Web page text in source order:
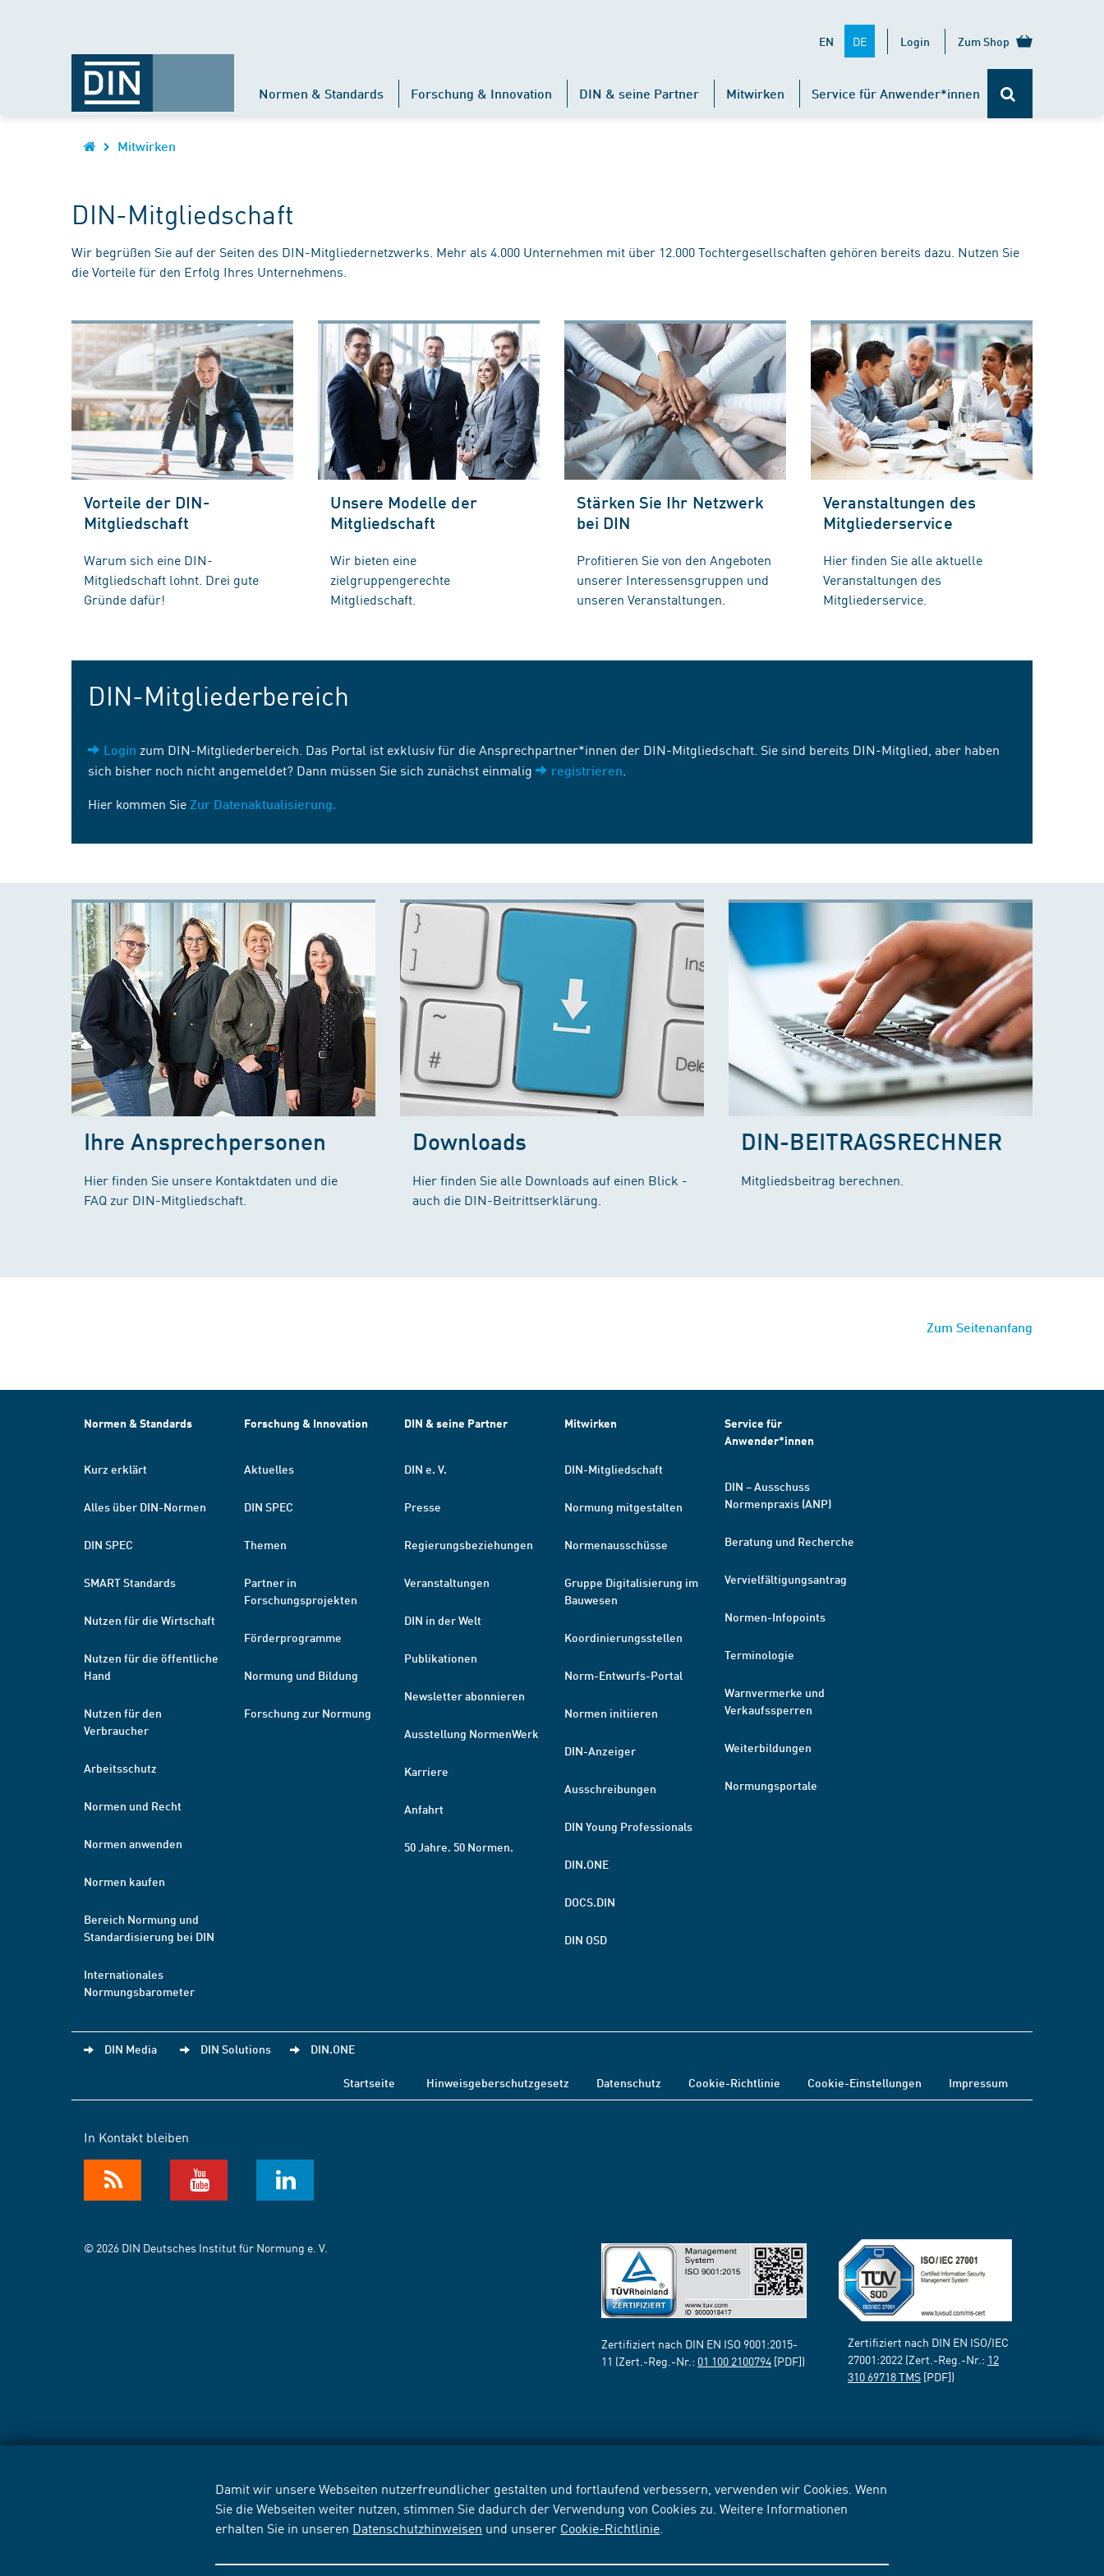
Damit wir unsere Webseiten nutzerfreundlicher gestalten und fortlaufend verbessern, verwenden wir Cookies. Wenn
Sie die Webseiten weiter nutzen, stimmen Sie dadurch der Verwendung von Cookies zu. Weitere Informationen
erhalten Sie in unseren Datenschutzhinweisen und unserer Cookie-Richtlinie
EN DE Login Zum Shop
Normen & Standards Forschung & Innovation DIN & seine Partner Mitwirken Service für Anwender*innen
Mitwirken
DIN-Mitgliedschaft
Wir begrüßen Sie auf der Seiten des DIN-Mitgliedernetzwerks. Mehr als 4.000 Unternehmen mit über 12.000 Tochtergesellschaften gehören bereits dazu. Nutzen Sie
die Vorteile für den Erfolg Ihres Unternehmens.
Vorteile der DIN-
Mitgliedschaft
Warum sich eine DIN-
Mitgliedschaft lohnt. Drei gute
Gründe dafür!
Unsere Modelle der
Mitgliedschaft
Wir bieten eine
zielgruppengerechte
Mitgliedschaft.
Stärken Sie Ihr Netzwerk
bei DIN
Profitieren Sie von den Angeboten
unserer Interessensgruppen und
unseren Veranstaltungen.
Veranstaltungen des
Mitgliederservice
Hier finden Sie alle aktuelle
Veranstaltungen des
Mitgliederservice.
DIN-Mitgliederbereich
Login zum DIN-Mitgliederbereich. Das Portal ist exklusiv für die Ansprechpartner*innen der DIN-Mitgliedschaft. Sie sind bereits DIN-Mitglied, aber haben
sich bisher noch nicht angemeldet? Dann müssen Sie sich zunächst einmalig
registrieren
Hier kommen Sie Zur Datenaktualisierung.
Ihre Ansprechpersonen
Hier finden Sie unsere Kontaktdaten und die
FAQ zur DIN-Mitgliedschaft.
Downloads
Hier finden Sie alle Downloads auf einen Blick -
auch die DIN-Beitrittserklärung.
DIN-BEITRAGSRECHNER
Mitgliedsbeitrag berechnen.
Zum Seitenanfang
Normen & Standards
Kurz erklärt
Alles über DIN-Normen
DIN SPEC
SMART Standards
Nutzen für die Wirtschaft
Nutzen für die öffentliche
Hand
Nutzen für den
Verbraucher
Arbeitsschutz
Normen und Recht
Normen anwenden
Normen kaufen
Bereich Normung und
Standardisierung bei DIN
Internationales
Normungsbarometer
Forschung & Innovation
Aktuelles
DIN SPEC
Themen
Partner in
Forschungsprojekten
Förderprogramme
Normung und Bildung
Forschung zur Normung
DIN & seine Partner
DIN e. V.
Presse
Regierungsbeziehungen
Veranstaltungen
DIN in der Welt
Publikationen
Newsletter abonnieren
Ausstellung NormenWerk
Karriere
Anfahrt
50 Jahre. 50 Normen.
Mitwirken
DIN-Mitgliedschaft
Normung mitgestalten
Normenausschüsse
Gruppe Digitalisierung im
Bauwesen
Koordinierungsstellen
Norm-Entwurfs-Portal
Normen initiieren
DIN-Anzeiger
Ausschreibungen
DIN Young Professionals
DIN.ONE
DOCS.DIN
DIN OSD
Service für
Anwender*innen
DIN – Ausschuss
Normenpraxis (ANP)
Beratung und Recherche
Vervielfältigungsantrag
Normen-Infopoints
Terminologie
Warnvermerke und
Verkaufssperren
Weiterbildungen
Normungsportale
DIN Media DIN Solutions DIN.ONE
Startseite Hinweisgeberschutzgesetz Datenschutz Cookie-Richtlinie Cookie-Einstellungen Impressum
In Kontakt bleiben
© 2026 DIN Deutsches Institut für Normung e. V.
Zertifiziert nach DIN EN ISO 9001:2015-
11 (Zert.-Reg.-Nr.: 01 100 2100794 [PDF])
Zertifiziert nach DIN EN ISO/IEC
27001:2022 (Zert.-Reg.-Nr.: 12
310 69718 TMS [PDF])